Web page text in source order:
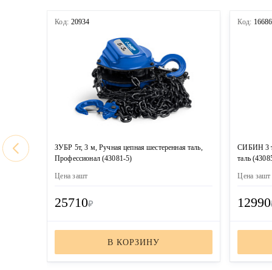
Код: 20934
ЗУБР 5т, 3 м, Ручная цепная шестеренная таль,
Профессионал (43081-5)
Цена зашт
25710₽
В КОРЗИНУ
Код: 16686
СИБИН 3
таль
Цена зашт
12990